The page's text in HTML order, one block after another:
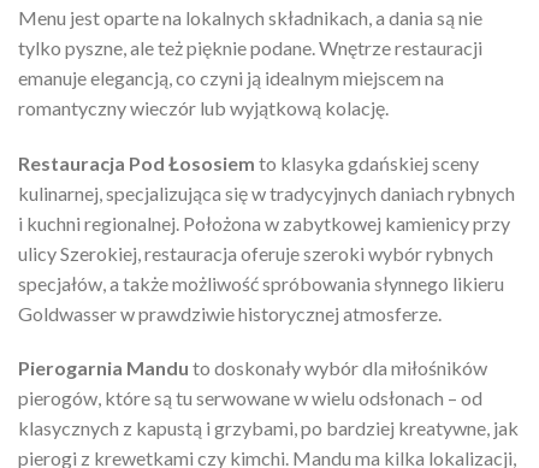
Menu jest oparte na lokalnych składnikach, a dania są nie
tylko pyszne, ale też pięknie podane. Wnętrze restauracji
emanuje elegancją, co czyni ją idealnym miejscem na
romantyczny wieczór lub wyjątkową kolację.
Restauracja Pod Łososiem to klasyka gdańskiej sceny
kulinarnej, specjalizująca się w tradycyjnych daniach rybnych
i kuchni regionalnej. Położona w zabytkowej kamienicy przy
ulicy Szerokiej, restauracja oferuje szeroki wybór rybnych
specjałów, a także możliwość spróbowania słynnego likieru
Goldwasser w prawdziwie historycznej atmosferze.
Pierogarnia Mandu to doskonały wybór dla miłośników
pierogów, które są tu serwowane w wielu odsłonach – od
klasycznych z kapustą i grzybami, po bardziej kreatywne, jak
pierogi z krewetkami czy kimchi. Mandu ma kilka lokalizacji,